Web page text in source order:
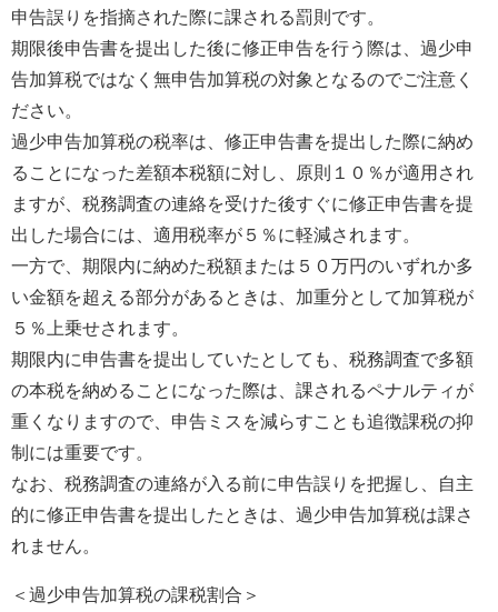
申告誤りを指摘された際に課される罰則です。
期限後申告書を提出した後に修正申告を行う際は、過少申
告加算税ではなく無申告加算税の対象となるのでご注意く
ださい。
過少申告加算税の税率は、修正申告書を提出した際に納め
ることになった差額本税額に対し、原則１０％が適用され
ますが、税務調査の連絡を受けた後すぐに修正申告書を提
出した場合には、適用税率が５％に軽減されます。
一方で、期限内に納めた税額または５０万円のいずれか多
い金額を超える部分があるときは、加重分として加算税が
５％上乗せされます。
期限内に申告書を提出していたとしても、税務調査で多額
の本税を納めることになった際は、課されるペナルティが
重くなりますので、申告ミスを減らすことも追徴課税の抑
制には重要です。
なお、税務調査の連絡が入る前に申告誤りを把握し、自主
的に修正申告書を提出したときは、過少申告加算税は課さ
れません。
＜過少申告加算税の課税割合＞